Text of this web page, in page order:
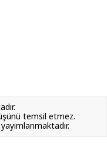
temsil etmez.